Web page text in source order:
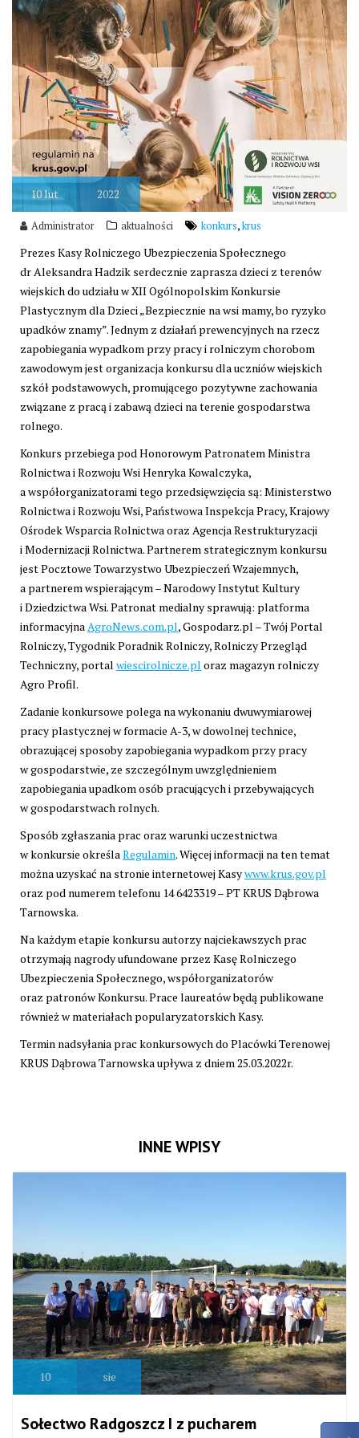
10lut 2022
Administrator aktualności konkurs,krus
Prezes Kasy Rolniczego Ubezpieczenia Społecznego
dr Aleksandra Hadzik serdecznie zaprasza dzieci z terenów
wiejskich do udziału w XII Ogólnopolskim Konkursie
Plastycznym dla Dzieci „Bezpiecznie na wsi mamy, bo ryzyko
upadków znamy”. Jednym z działań prewencyjnych na rzecz
zapobiegania wypadkom przy pracy i rolniczym chorobom
zawodowym jest organizacja konkursu dla uczniów wiejskich
szkół podstawowych, promującego pozytywne zachowania
związane z pracą i zabawą dzieci na terenie gospodarstwa
rolnego.
Konkurs przebiega pod Honorowym Patronatem Ministra
Rolnictwa i Rozwoju Wsi Henryka Kowalczyka,
a współorganizatorami tego przedsięwzięcia są: Ministerstwo
Rolnictwa i Rozwoju Wsi, Państwowa Inspekcja Pracy, Krajowy
Ośrodek Wsparcia Rolnictwa oraz Agencja Restrukturyzacji
i Modernizacji Rolnictwa. Partnerem strategicznym konkursu
jest Pocztowe Towarzystwo Ubezpieczeń Wzajemnych,
a partnerem wspierającym – Narodowy Instytut Kultury
i Dziedzictwa Wsi. Patronat medialny sprawują: platforma
informacyjnaAgroNews.com.pl, Gospodarz.pl – Twój Portal
Rolniczy, Tygodnik Poradnik Rolniczy, Rolniczy Przegląd
Techniczny, portal wiescirolnicze.pl oraz magazyn rolniczy
Agro Profil.
Zadanie konkursowe polega na wykonaniu dwuwymiarowej
pracy plastycznej w formacie A-3, w dowolnej technice,
obrazującej sposoby zapobiegania wypadkom przy pracy
w gospodarstwie, ze szczególnym uwzględnieniem
zapobiegania upadkom osób pracujących i przebywających
w gospodarstwach rolnych.
Sposób zgłaszania prac oraz warunki uczestnictwa
w konkursie określaRegulamin. Więcej informacji na ten temat
można uzyskać na stronie internetowej Kasywww.krus.gov.pl
oraz pod numerem telefonu 14 6423319 – PT KRUS Dąbrowa
Tarnowska.
Na każdym etapie konkursu autorzy najciekawszych prac
otrzymają nagrody ufundowane przez Kasę Rolniczego
Ubezpieczenia Społecznego, współorganizatorów
oraz patronów Konkursu. Prace laureatów będą publikowane
również w materiałach popularyzatorskich Kasy.
Termin nadsyłania prac konkursowych do Placówki Terenowej
KRUS Dąbrowa Tarnowska upływa z dniem 25.03.2022r.
INNE WPISY
10 sie
Sołectwo Radgoszcz I z pucharem